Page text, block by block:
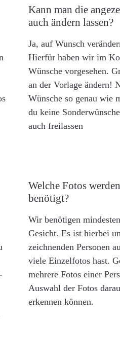
Kann man die
auch ändern lassen?
Ja, auf Wunsch
Hierfür haben wir im
Wünsche vorgesehen.
an der Vorlage ändern!
Wünsche so genau wie
du keine
auch freilassen
Welche Fotos
benötigt?
Wir benötigen
Gesicht. Es ist hierbei
zeichnenden Personen
viele Einzelfotos hast.
mehrere Fotos einer
Auswahl der Fotos
erkennen können.